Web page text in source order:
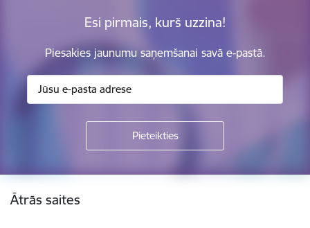
Esi pirmais, kurš uzzina!
Piesakies jaunumu saņemšanai savā e-pastā.
Kājene
Ātrās saites